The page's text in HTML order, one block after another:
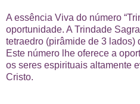
A essência Viva do número
oportunidade. A Trindade
tetraedro (pirâmide de 3 lados)
Este número lhe oferece a
os seres espirituais altamente
Cristo.